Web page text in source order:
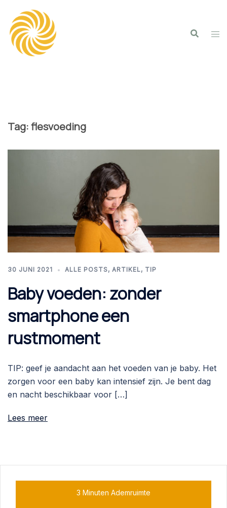
naar
inhoud
Tag:flesvoeding
30 JUNI 2021 ALLE POSTS, ARTIKEL, TIP
Baby voeden: zonder
smartphone een
rustmoment
TIP: geef je aandacht aan het voeden van je baby. Het
zorgen voor een baby kan intensief zijn. Je bent dag
en nacht beschikbaar voor […]
Lees meer
3 Minuten Ademruimte